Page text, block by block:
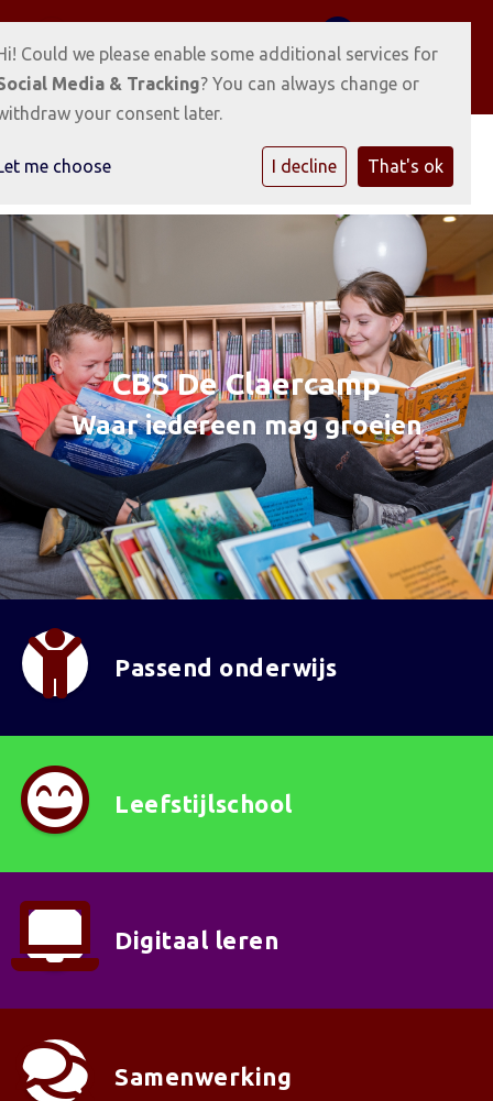
E-mailadres
CBS De Claercamp
Waar iedereen mag groeien
Passend onderwijs
Leefstijlschool
Digitaal leren
Samenwerking
Could we please enable some additional services for
Media & Tracking? You can always change or
your consent later.
me choose I decline That's ok